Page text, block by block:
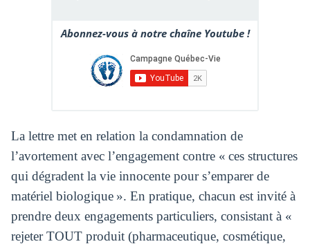
Abonnez-vous à notre chaîne Youtube !
La lettre met en relation la condamnation de
l’avortement avec l’engagement contre « ces structures
qui dégradent la vie innocente pour s’emparer de
matériel biologique ». En pratique, chacun est invité à
prendre deux engagements particuliers, consistant à «
rejeter TOUT produit (pharmaceutique, cosmétique,